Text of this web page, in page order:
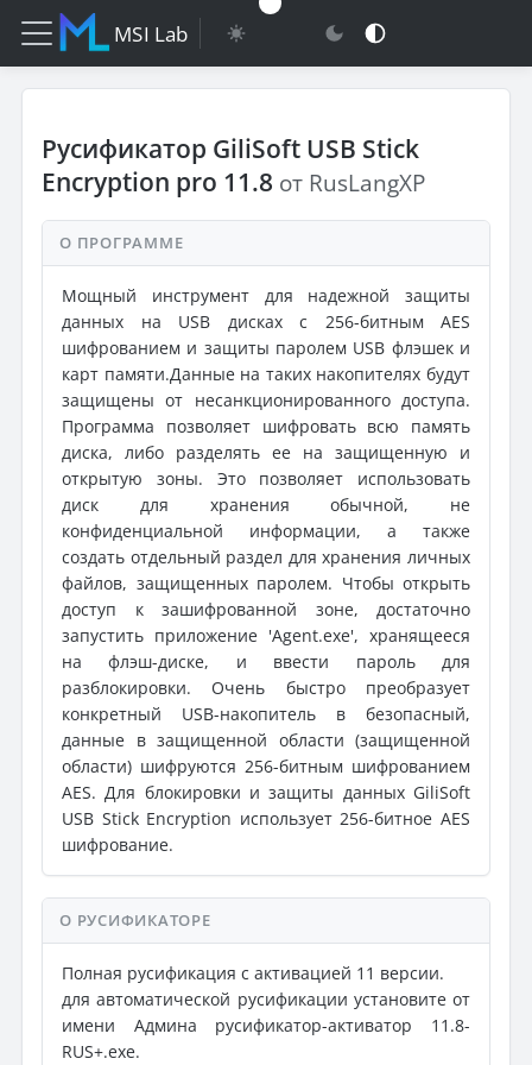
MSI Lab
Русификатор GiliSoft USB Stick
Encryption pro 11.8 от RusLangXP
О ПРОГРАММЕ
Мощный инструмент для надежной защиты
данных на USB дисках с 256-битным AES
шифрованием и защиты паролем USB флэшек и
карт памяти.Данные на таких накопителях будут
защищены от несанкционированного доступа.
Программа позволяет шифровать всю память
диска, либо разделять ее на защищенную и
открытую зоны. Это позволяет использовать
диск для хранения обычной, не
конфиденциальной информации, а также
создать отдельный раздел для хранения личных
файлов, защищенных паролем. Чтобы открыть
доступ к зашифрованной зоне, достаточно
запустить приложение 'Agent.exe', хранящееся
на флэш-диске, и ввести пароль для
разблокировки. Очень быстро преобразует
конкретный USB-накопитель в безопасный,
данные в защищенной области (защищенной
области) шифруются 256-битным шифрованием
AES. Для блокировки и защиты данных GiliSoft
USB Stick Encryption использует 256-битное AES
шифрование.
О РУСИФИКАТОРЕ
Полная русификация с активацией 11 версии.
для автоматической русификации установите от
имени Админа русификатор-активатор 11.8-
RUS+.exe.